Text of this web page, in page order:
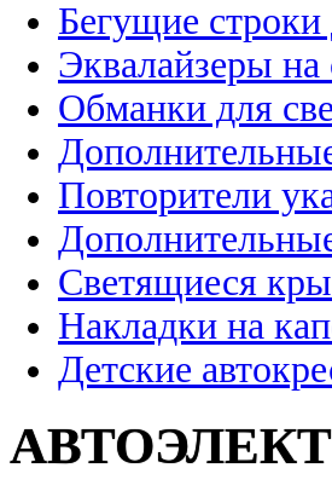
Бегущие строки
Эквалайзеры на
Обманки для
Повторители
Светящиеся
Накладки на
Детские